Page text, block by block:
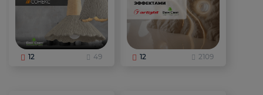
12 49 12 2109